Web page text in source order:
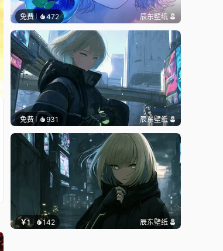
免费 472 辰东壁纸
免费 931 辰东壁纸
￥1 142 辰东壁纸